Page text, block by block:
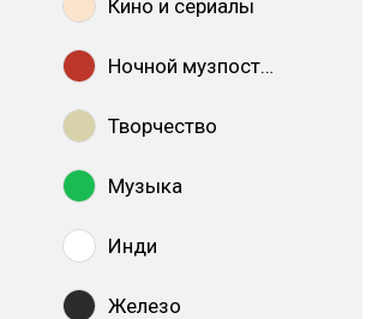
Кино и сериалы
Ночной музпостинг
Творчество
Музыка
Инди
Железо